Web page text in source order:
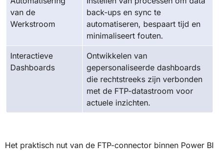
van de
Werkstroom
back-ups en sync te
automatiseren, bespaart tijd en
minimaliseert fouten.
Interactieve
Dashboards
Ontwikkelen van
gepersonaliseerde dashboards
die rechtstreeks zijn verbonden
met de FTP-datastroom voor
actuele inzichten.
Het praktisch nut van de FTP-connector binnen Power BI